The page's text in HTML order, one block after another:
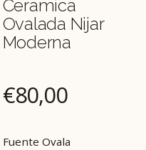
Ceramica
Ovalada Nijar
Moderna
€80,00
Fuente Ovala